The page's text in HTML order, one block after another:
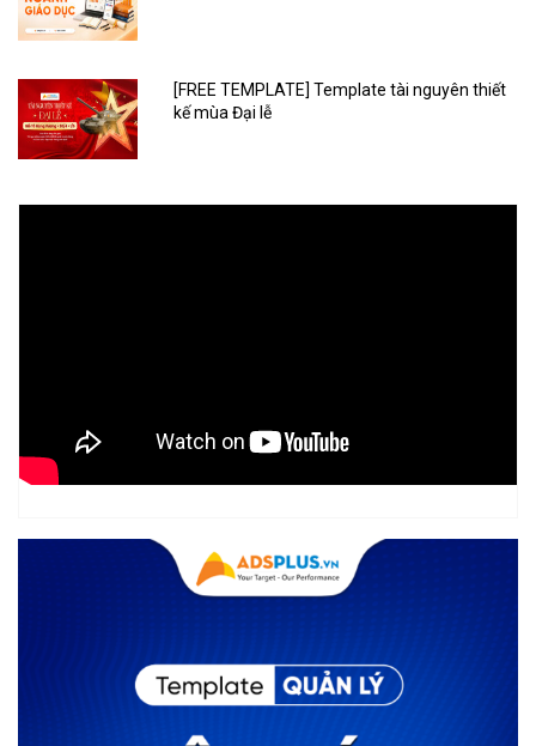
[FREE TEMPLATE] Template tài nguyên thiết
kế mùa Đại lễ